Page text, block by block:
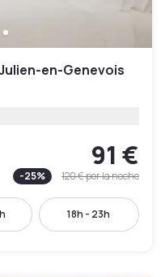
en-Genevois
91 €
-25% 120 €por la noche
18h - 23h